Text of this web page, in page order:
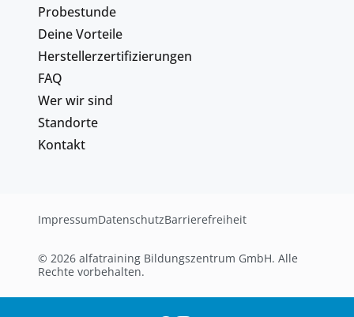
Probestunde
Deine Vorteile
Herstellerzertifizierungen
FAQ
Wer wir sind
Standorte
Kontakt
ImpressumDatenschutzBarrierefreiheit
© 2026 alfatraining Bildungszentrum GmbH. Alle
Rechte vorbehalten.